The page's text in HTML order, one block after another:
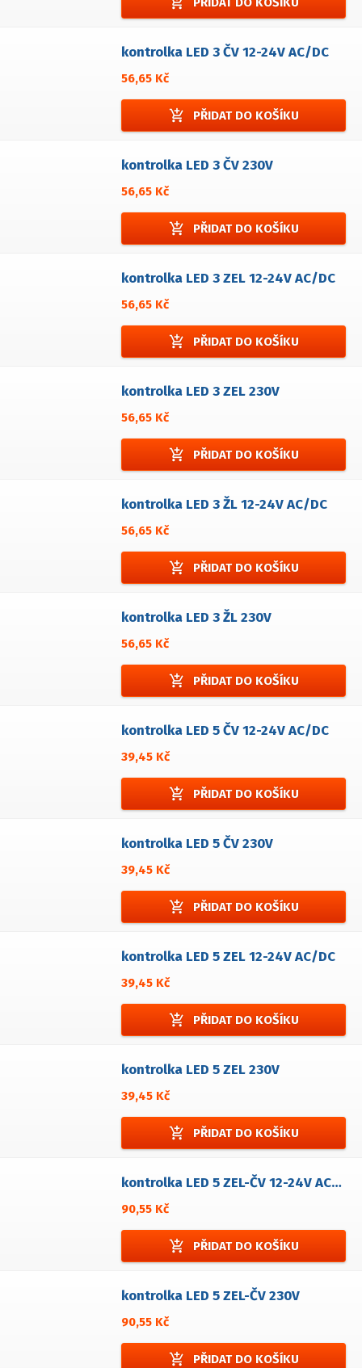
kontrolka LED 3 ČV 12-24V AC/DC
56,65 Kč
add_shopping_cart PŘIDAT DO KOŠÍKU
kontrolka LED 3 ČV 230V
56,65 Kč
add_shopping_cart PŘIDAT DO KOŠÍKU
kontrolka LED 3 ZEL 12-24V AC/DC
56,65 Kč
add_shopping_cart PŘIDAT DO KOŠÍKU
kontrolka LED 3 ZEL 230V
56,65 Kč
add_shopping_cart PŘIDAT DO KOŠÍKU
kontrolka LED 3 ŽL 12-24V AC/DC
56,65 Kč
add_shopping_cart PŘIDAT DO KOŠÍKU
kontrolka LED 3 ŽL 230V
56,65 Kč
add_shopping_cart PŘIDAT DO KOŠÍKU
kontrolka LED 5 ČV 12-24V AC/DC
39,45 Kč
add_shopping_cart PŘIDAT DO KOŠÍKU
kontrolka LED 5 ČV 230V
39,45 Kč
add_shopping_cart PŘIDAT DO KOŠÍKU
kontrolka LED 5 ZEL 12-24V AC/DC
39,45 Kč
add_shopping_cart PŘIDAT DO KOŠÍKU
kontrolka LED 5 ZEL 230V
39,45 Kč
add_shopping_cart PŘIDAT DO KOŠÍKU
kontrolka LED 5 ZEL-ČV 12-24V AC/DC
90,55 Kč
add_shopping_cart PŘIDAT DO KOŠÍKU
kontrolka LED 5 ZEL-ČV 230V
90,55 Kč
add_shopping_cart PŘIDAT DO KOŠÍKU